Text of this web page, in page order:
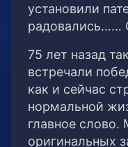
установили
радовались……
75 лет назад
встречали
как и сейчас
нормальной
главное
оригинальных